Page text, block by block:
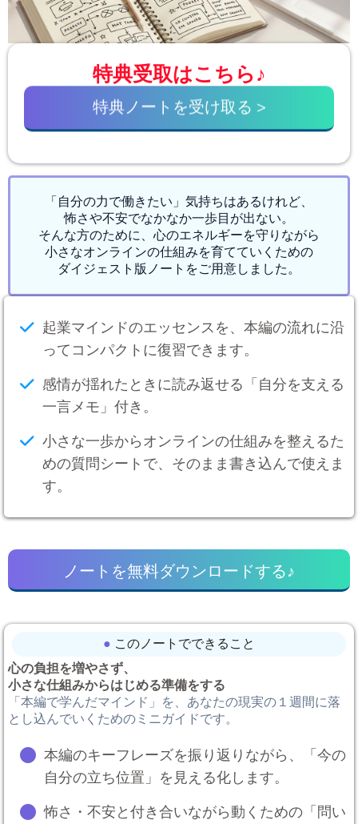
特典受取はこちら♪
特典ノートを受け取る >
「自分の力で働きたい」気持ちはあるけれど、
怖さや不安でなかなか一歩目が出ない。
そんな方のために、心のエネルギーを守りながら
小さなオンラインの仕組みを育てていくための
ダイジェスト版ノートをご用意しました。
起業マインドのエッセンスを、本編の流れに沿
ってコンパクトに復習できます。
感情が揺れたときに読み返せる「自分を支える
一言メモ」付き。
小さな一歩からオンラインの仕組みを整えるた
めの質問シートで、そのまま書き込んで使えま
す。
ノートを無料ダウンロードする♪
● このノートでできること
心の負担を増やさず、
小さな仕組みからはじめる準備をする
「本編で学んだマインド」を、あなたの現実の１週間に落
とし込んでいくためのミニガイドです。
本編のキーフレーズを振り返りながら、「今の
自分の立ち位置」を見える化します。
怖さ・不安と付き合いながら動くための「問い